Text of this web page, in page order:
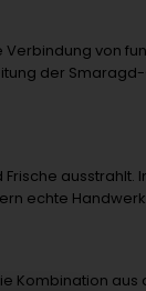
von
der
ausstrahlt.
echte
Kombination aus